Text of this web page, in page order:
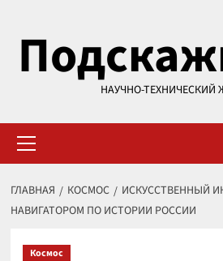
содержимому
НАУЧНО-ТЕХНИЧЕСКИЙ
меню
ГЛАВНАЯ КОСМОС
ИСКУССТВЕННЫЙ
НАВИГАТОРОМ ПО ИСТОРИИ РОССИИ
Космос